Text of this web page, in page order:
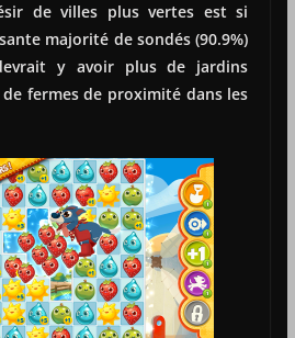
de villes plus vertes est si
majorité de sondés (90.9%)
y avoir plus de jardins
fermes de proximité dans les